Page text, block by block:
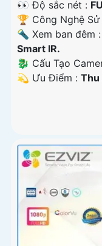
👀 Độ sắc nét :
🏆 Công Nghệ Sử
🔦 Xem ban đêm :
Smart IR.
🐉️ Cấu Tạo
️💫 Ưu Điểm : Thu